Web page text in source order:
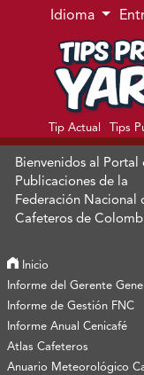
Ir al menú de
Ir al contenido
Ir al pie de página del
Idioma
Tip Actual Tips
Bienvenidos al Portal
Publicaciones de la
Federación Nacional
Cafeteros de
Inicio
Informe del Gerente
Informe de Gestión FNC
Informe Anual Cenicafé
Atlas Cafeteros
Anuario Meteorológico